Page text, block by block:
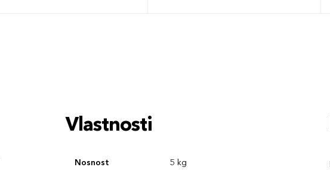
Vlastnosti
Nosnost 5 kg